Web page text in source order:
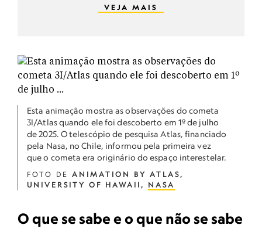
VEJA MAIS
Esta animação mostra as observações do cometa
3I/Atlas quando ele foi descoberto em 1º de julho
de 2025. O telescópio de pesquisa Atlas, financiado
pela Nasa, no Chile, informou pela primeira vez
que o cometa era originário do espaço interestelar.
FOTO DE ANIMATION BY ATLAS,
UNIVERSITY OF HAWAII, NASA
O que se sabe e o que não se sabe